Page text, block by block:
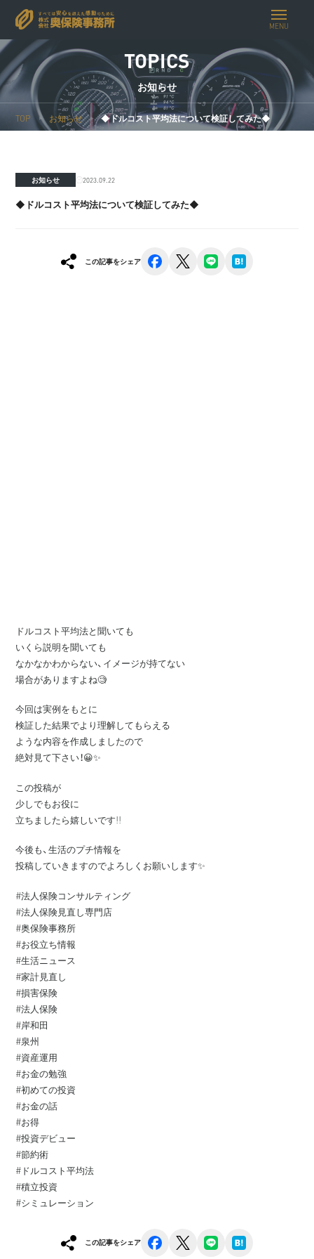
MENU
TOPICS
お知らせ
TOP お知らせ ◆ドルコスト平均法について検証してみた◆
お知らせ 2023.09.22
◆ドルコスト平均法について検証してみた◆
この記事をシェア facebook line
ドルコスト平均法と聞いても
いくら説明を聞いても
なかなかわからない、イメージが持てない
場合がありますよね🧐
今回は実例をもとに
検証した結果でより理解してもらえる
ような内容を作成しましたので
絶対見て下さい！😀✨
この投稿が
少しでもお役に
立ちましたら嬉しいです!!
今後も、生活のプチ情報を
投稿していきますのでよろしくお願いします✨
#法人保険コンサルティング
#法人保険見直し専門店
#奥保険事務所
#お役立ち情報
#生活ニュース
#家計見直し
#損害保険
#法人保険
#岸和田
#泉州
#資産運用⁡
#お金の勉強⁡
#初めての投資⁡
#お金の話⁡
#お得⁡
#投資デビュー⁡
#節約術
#ドルコスト平均法
#積立投資
#シミュレーション
この記事をシェア facebook line